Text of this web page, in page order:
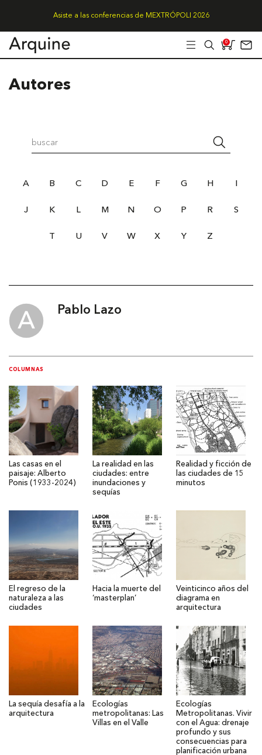
Asiste a las conferencias de MEXTRÓPOLI 2026
0
Autores
A B C D E F G H
J K L M N O P R S
T U V W X Y Z
Pablo Lazo
COLUMNAS
Las casas en el
paisaje: Alberto
Ponis (1933-2024)
La realidad en las
ciudades: entre
inundaciones y
sequías
Realidad y ficción de
las ciudades de 15
minutos
El regreso de la
naturaleza a las
ciudades
Hacia la muerte del
‘masterplan’
Veinticinco años del
diagrama en
arquitectura
La sequía desafía a la
arquitectura
Ecologías
metropolitanas: Las
Villas en el Valle
Ecologías
Metropolitanas. Vivir
con el Agua: drenaje
profundo y sus
consecuencias para
planificación urbana